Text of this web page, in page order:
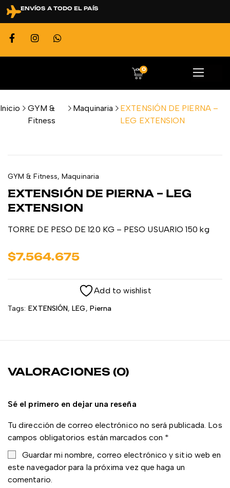
ENVÍOS A TODO EL PAÍS
0
Inicio
GYM &
Fitness
Maquinaria
EXTENSIÓN DE PIERNA –
LEG EXTENSION
GYM & Fitness,Maquinaria
EXTENSIÓN DE PIERNA – LEG
EXTENSION
TORRE DE PESO DE 120 KG – PESO USUARIO 150 kg
$7.564.675
Add to wishlist
Tags: EXTENSIÓN,LEG, Pierna
VALORACIONES (0)
Sé el primero en dejar una reseña
Tu dirección de correo electrónico no será publicada. Los
campos obligatorios están marcados con *
Guardar mi nombre, correo electrónico y sitio web en
este navegador para la próxima vez que haga un
comentario.